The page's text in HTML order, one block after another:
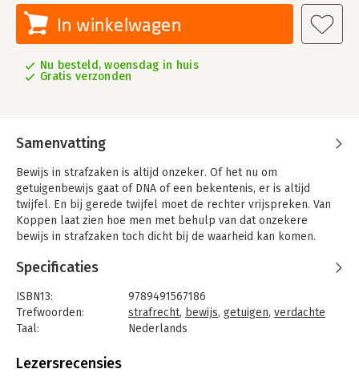
In winkelwagen
Nu besteld, woensdag in huis
Gratis verzonden
Samenvatting
Bewijs in strafzaken is altijd onzeker. Of het nu om
getuigenbewijs gaat of DNA of een bekentenis, er is altijd
twijfel. En bij gerede twijfel moet de rechter vrijspreken. Van
Koppen laat zien hoe men met behulp van dat onzekere
bewijs in strafzaken toch dicht bij de waarheid kan komen.
Aan de hand van strafzaken waarin verdachten terecht of
onterecht zijn veroordeeld en aan de hand van strafzaken
waarin verdachten onterecht zijn vrijgesproken, worden
bewijsproblemen en bewijsoplossingen besproken.
geschreven boek.
Specificaties
ISBN13:
9789491567186
Trefwoorden:
strafrecht, bewijs, getuigen, verdachte
Taal:
Nederlands
Aantal pagina's:
Lezersrecensies